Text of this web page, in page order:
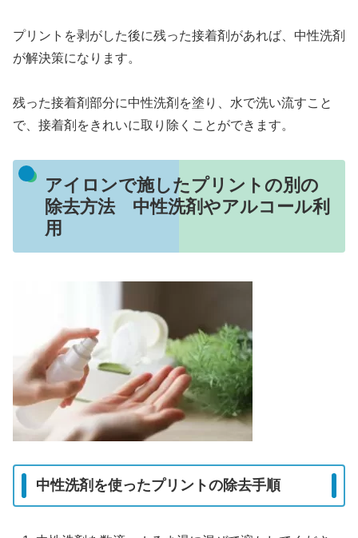
プリントを剥がした後に残った接着剤があれば、中性洗剤
が解決策になります。
残った接着剤部分に中性洗剤を塗り、水で洗い流すこと
で、接着剤をきれいに取り除くことができます。
アイロンで施したプリントの別の
除去方法 中性洗剤やアルコール利
用
中性洗剤を使ったプリントの除去手順